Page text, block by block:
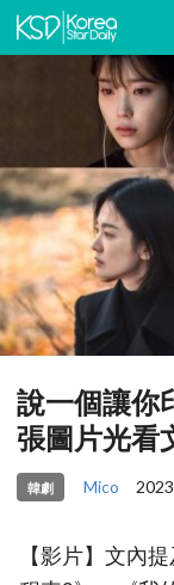
說一個讓你
張圖片光看
韓劇 Mico
【影片】文內